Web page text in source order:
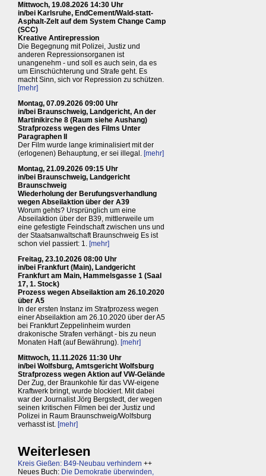
Mittwoch, 19.08.2026 14:30 Uhr
in/bei Karlsruhe, EndCement/Wald-statt-
Asphalt-Zelt auf dem System Change Camp
(SCC)
Kreative Antirepression
Die Begegnung mit Polizei, Justiz und
anderen Repressionsorganen ist
unangenehm - und soll es auch sein, da es
um Einschüchterung und Strafe geht. Es
macht Sinn, sich vor Repression zu schützen.
[mehr]
Montag, 07.09.2026 09:00 Uhr
in/bei Braunschweig, Landgericht, An der
Martinikirche 8 (Raum siehe Aushang)
Strafprozess wegen des Films Unter
Paragraphen II
Der Film wurde lange kriminalisiert mit der
(erlogenen) Behauptung, er sei illegal. [mehr]
Montag, 21.09.2026 09:15 Uhr
in/bei Braunschweig, Landgericht
Braunschweig
Wiederholung der Berufungsverhandlung
wegen Abseilaktion über der A39
Worum gehts? Ursprünglich um eine
Abseilaktion über der B39, mittlerweile um
eine gefestigte Feindschaft zwischen uns und
der Staatsanwaltschaft Braunschweig Es ist
schon viel passiert: 1. [mehr]
Freitag, 23.10.2026 08:00 Uhr
in/bei Frankfurt (Main), Landgericht
Frankfurt am Main, Hammelsgasse 1 (Saal
17, 1. Stock)
Prozess wegen Abseilaktion am 26.10.2020
über A5
In der ersten Instanz im Strafprozess wegen
einer Abseilaktion am 26.10.2020 über der A5
bei Frankfurt Zeppelinheim wurden
drakonische Strafen verhängt - bis zu neun
Monaten Haft (auf Bewährung). [mehr]
Mittwoch, 11.11.2026 11:30 Uhr
in/bei Wolfsburg, Amtsgericht Wolfsburg
Strafprozess wegen Aktion auf VW-Gelände
Der Zug, der Braunkohle für das VW-eigene
Kraftwerk bringt, wurde blockiert. Mit dabei
war der Journalist Jörg Bergstedt, der wegen
seinen kritischen Filmen bei der Justiz und
Polizei in Raum Braunschweig/Wolfsburg
verhasst ist. [mehr]
Weiterlesen
Kreis Gießen: B49-Neubau verhindern ++
Neues Buch: Die Demokratie überwinden,